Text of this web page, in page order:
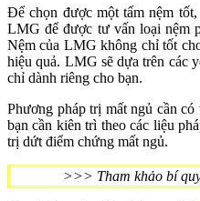
Để chọn được một tấm nệm
LMG để được tư vấn loại nệm
Nệm của LMG không chỉ tốt
hiệu quả. LMG sẽ dựa trên các
chỉ dành riêng cho bạn.
Phương pháp trị mất ngủ cần
bạn cần kiên trì theo các liệu
trị dứt điểm chứng mất ngủ.
>>> Tham khảo bí